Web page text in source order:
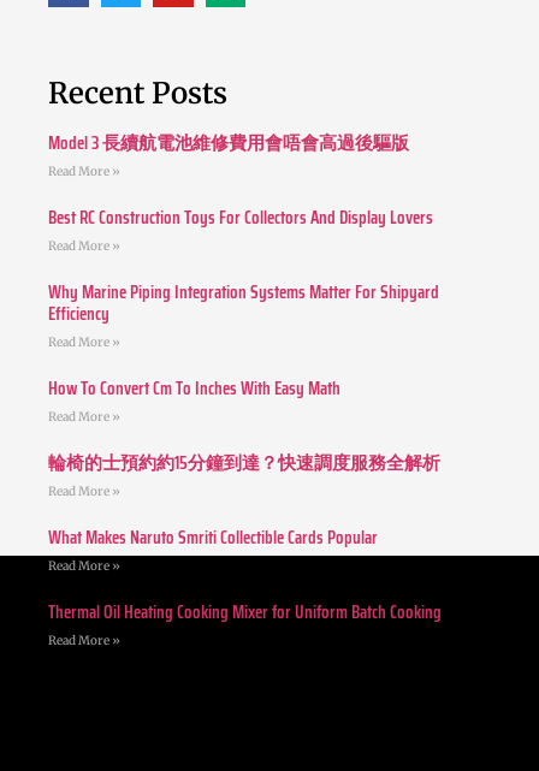
Recent Posts
Model 3 長續航電池維修費用會唔會高過後驅版
Read More »
Best RC Construction Toys For Collectors And Display Lovers
Read More »
Why Marine Piping Integration Systems Matter For Shipyard
Efficiency
Read More »
How To Convert Cm To Inches With Easy Math
Read More »
輪椅的士預約約15分鐘到達？快速調度服務全解析
Read More »
What Makes Naruto Smriti Collectible Cards Popular
Read More »
Thermal Oil Heating Cooking Mixer for Uniform Batch Cooking
Read More »